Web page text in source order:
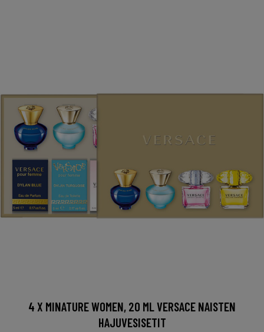
4 X MINATURE WOMEN, 20 ML VERSACE NAISTEN
HAJUVESISETIT